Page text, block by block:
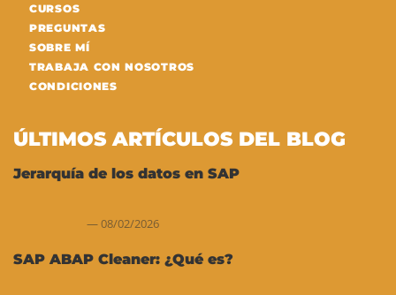
CURSOS
PREGUNTAS
SOBRE MÍ
TRABAJA CON NOSOTROS
CONDICIONES
ÚLTIMOS ARTÍCULOS DEL BLOG
Jerarquía de los datos en SAP
08/02/2026
SAP ABAP Cleaner: ¿Qué es?